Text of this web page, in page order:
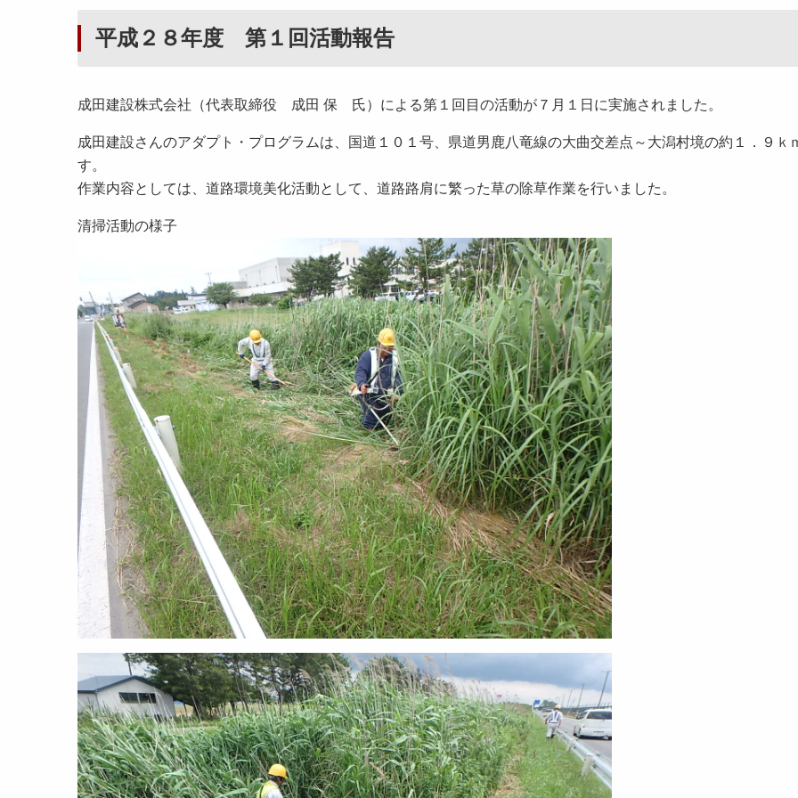
平成２８年度 第１回活動報告
成田建設株式会社（代表取締役 成田 保 氏）による第１回目の活動が７月１日に実施されました。
成田建設さんのアダプト・プログラムは、国道１０１号、県道男鹿八竜線の大曲交差点～大潟村境の約１．９ｋ
す。
作業内容としては、道路環境美化活動として、道路路肩に繁った草の除草作業を行いました。
清掃活動の様子